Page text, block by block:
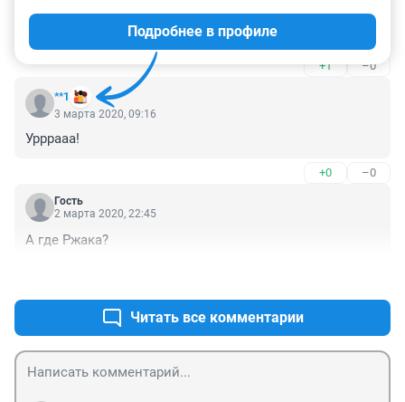
Ржака еще жив????😂😂😂😂😂 Или душонка тролля
не выдержала таких известий?😜
+1 –0
**1
Подробнее в профиле
3 марта 2020, 09:16
Урррааа!
+0 –0
Гость
2 марта 2020, 22:45
А где Ржака?
Читать все комментарии